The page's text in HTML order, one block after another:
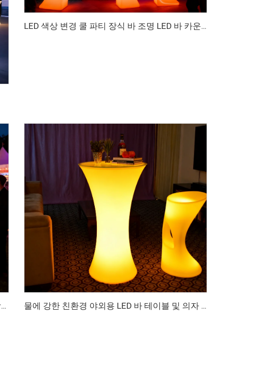
LED 색상 변경 쿨 파티 장식 바 조명 LED 바 카운터 야외 나이트클럽
리모컨 조절 RGB 색상 변경 나이트클럽 가구 방수 야외 플라스틱 LED 바 카운터 파티 가구 물에 강한 친환경 야외용 LED 바 테이블 및 의자 가구, 파티 및 이벤트용 발광 글로우 모던 디자인